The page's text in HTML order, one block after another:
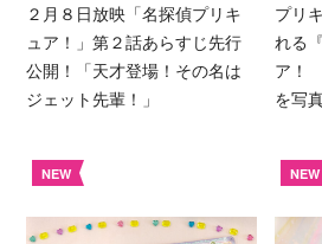
２月８日放映「名探偵プリキ
ュア！」第２話あらすじ先行
公開！「天才登場！その名は
ジェット先輩！」
プリ
れる
ア！
を写
NEW NEW